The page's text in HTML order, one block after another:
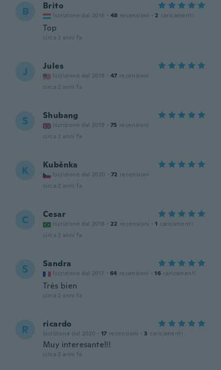
B Brito
Iscrizione dal 2016 · 48 recensioni · 2 caricamenti
Top
circa 2 anni fa
J Jules
Iscrizione dal 2018 · 47 recensioni
circa 2 anni fa
S Shubang
Iscrizione dal 2019 · 75 recensioni
circa 2 anni fa
K Kuběnka
Iscrizione dal 2020 · 72 recensioni
circa 2 anni fa
C Cesar
Iscrizione dal 2018 · 22 recensioni · 1 caricamenti
circa 2 anni fa
S Sandra
Iscrizione dal 2017 · 64 recensioni · 16 caricamenti
Très bien
circa 2 anni fa
R ricardo
Iscrizione dal 2020 · 17 recensioni · 3 caricamenti
Muy interesante!!!
circa 2 anni fa